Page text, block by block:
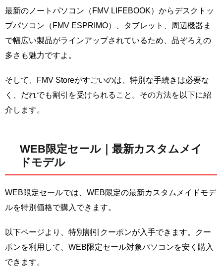
最新のノートパソコン（FMV LIFEBOOK）からデスクトッ
プパソコン（FMV ESPRIMO）、タブレット、周辺機器ま
で幅広い製品がラインアップされているため、品ぞろえの
多さも魅力ですよ。
そして、FMV Storeがすごいのは、特別な手続きは必要な
く、だれでも割引を受けられること。その方法を以下に紹
介します。
WEB限定セール｜最新カスタムメイ
ドモデル
WEB限定セールでは、WEB限定の最新カスタムメイドモデ
ルを特別価格で購入できます。
以下ページより、特別割引クーポンが入手できます。クー
ポンを利用して、WEB限定セール対象パソコンを安く購入
できます。